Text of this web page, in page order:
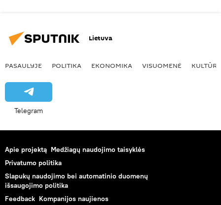
Lietuva
PASAULYJE POLITIKA EKONOMIKA VISUOMENĖ KULTŪRA
Telegram
Apie projektą Medžiagų naudojimo taisyklės
Privatumo politika
Slapukų naudojimo bei automatinio duomenų
išsaugojimo politika
Feedback Kompanijos naujienos